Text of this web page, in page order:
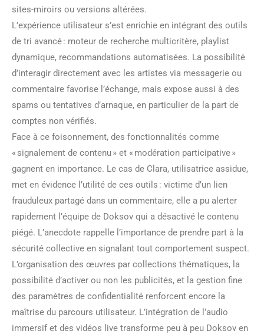
sites-miroirs ou versions altérées.
L’expérience utilisateur s’est enrichie en intégrant des outils
de tri avancé : moteur de recherche multicritère, playlist
dynamique, recommandations automatisées. La possibilité
d’interagir directement avec les artistes via messagerie ou
commentaire favorise l’échange, mais expose aussi à des
spams ou tentatives d’arnaque, en particulier de la part de
comptes non vérifiés.
Face à ce foisonnement, des fonctionnalités comme
« signalement de contenu » et « modération participative »
gagnent en importance. Le cas de Clara, utilisatrice assidue,
met en évidence l’utilité de ces outils : victime d’un lien
frauduleux partagé dans un commentaire, elle a pu alerter
rapidement l’équipe de Doksov qui a désactivé le contenu
piégé. L’anecdote rappelle l’importance de prendre part à la
sécurité collective en signalant tout comportement suspect.
L’organisation des œuvres par collections thématiques, la
possibilité d’activer ou non les publicités, et la gestion fine
des paramètres de confidentialité renforcent encore la
maîtrise du parcours utilisateur. L’intégration de l’audio
immersif et des vidéos live transforme peu à peu Doksov en